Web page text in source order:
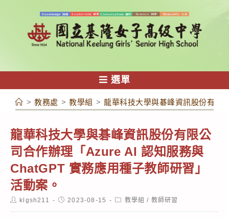
容
選單
> 教務處 > 教學組 > 龍華科技大學與碁峰資訊股份有限
龍華科技大學與碁峰資訊股份有限公
司合作辦理「Azure AI 認知服務與
ChatGPT 實務應用種子教師研習」
活動案。
Postklgsh211
Post2023-08-15
Post教學組 / 教師研習